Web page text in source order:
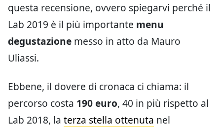
questa recensione, ovvero spiegarvi perché il
Lab 2019 è il più importante menu
degustazione messo in atto da Mauro
Uliassi.
Ebbene, il dovere di cronaca ci chiama: il
percorso costa 190 euro, 40 in più rispetto al
Lab 2018, la terza stella ottenuta nel